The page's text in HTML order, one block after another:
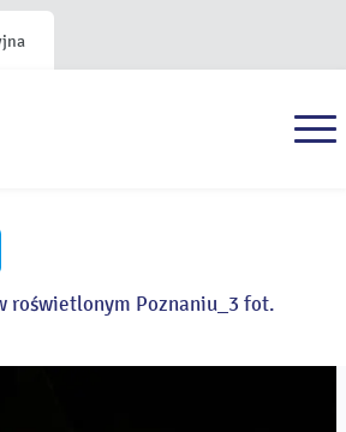
roświetlonym Poznaniu_3 fot.